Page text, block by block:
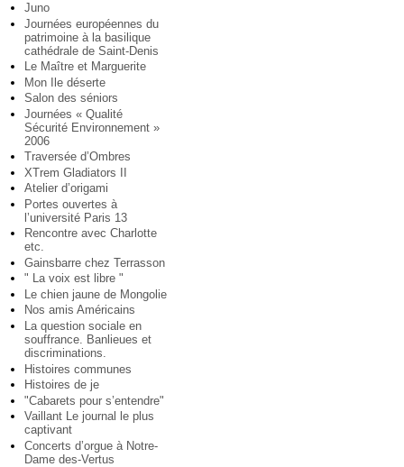
Juno
Journées européennes du
patrimoine à la basilique
cathédrale de Saint-Denis
Le Maître et Marguerite
Mon Ile déserte
Salon des séniors
Journées « Qualité
Sécurité Environnement »
2006
Traversée d’Ombres
XTrem Gladiators II
Atelier d’origami
Portes ouvertes à
l’université Paris 13
Rencontre avec Charlotte
etc.
Gainsbarre chez Terrasson
" La voix est libre "
Le chien jaune de Mongolie
Nos amis Américains
La question sociale en
souffrance. Banlieues et
discriminations.
Histoires communes
Histoires de je
"Cabarets pour s’entendre"
Vaillant Le journal le plus
captivant
Concerts d’orgue à Notre-
Dame des-Vertus